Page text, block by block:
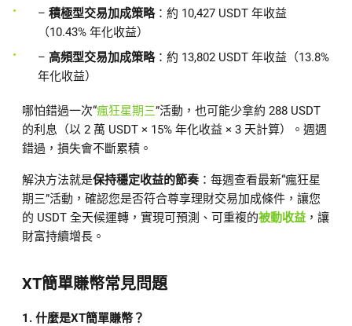
– 積極型交易加成策略：約 10,427 USDT 年收益
（10.43% 年化收益）
– 高頻型交易加成策略：約 13,802 USDT 年收益（13.8%
年化收益）
哪怕錯過一次“瘋狂星期三”活動，也可能少拿約 288 USDT
的利息（以 2 萬 USDT × 15% 年化收益 × 3 天計算）。週週
錯過，損失會不斷累積。
解決方法就是保持穩定收益的節奏：每週查看最新“瘋狂星
期三”活動，確認您是否符合尊享理財交易加成條件，讓您
的 USDT 全天候運轉，實現可預測、可重複的被動收益 ，讓
財富持續增長。
XT簡單賺幣常見問題
1. 什麼是XT簡單賺幣？